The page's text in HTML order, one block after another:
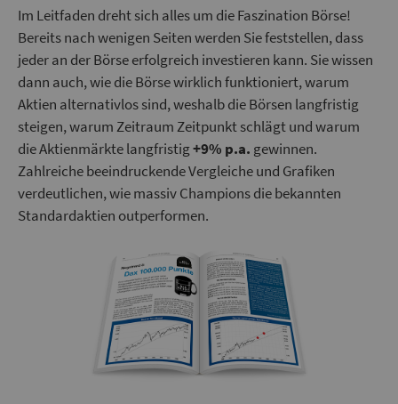
Im Leitfaden dreht sich alles um die Faszination Börse!
Bereits nach wenigen Seiten werden Sie feststellen, dass
jeder an der Börse erfolgreich investieren kann. Sie wissen
dann auch, wie die Börse wirklich funktioniert, warum
Aktien alternativlos sind, weshalb die Börsen langfristig
steigen, warum Zeitraum Zeitpunkt schlägt und warum
die Aktienmärkte langfristig+9% p.a. gewinnen.
Zahlreiche beeindruckende Vergleiche und Grafiken
verdeutlichen, wie massiv Champions die bekannten
Standardaktien outperformen.